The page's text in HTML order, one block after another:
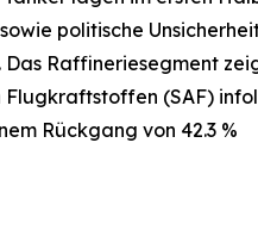
politische
Raffineriesegment
(SAF)
Rückgang von 42.3 %